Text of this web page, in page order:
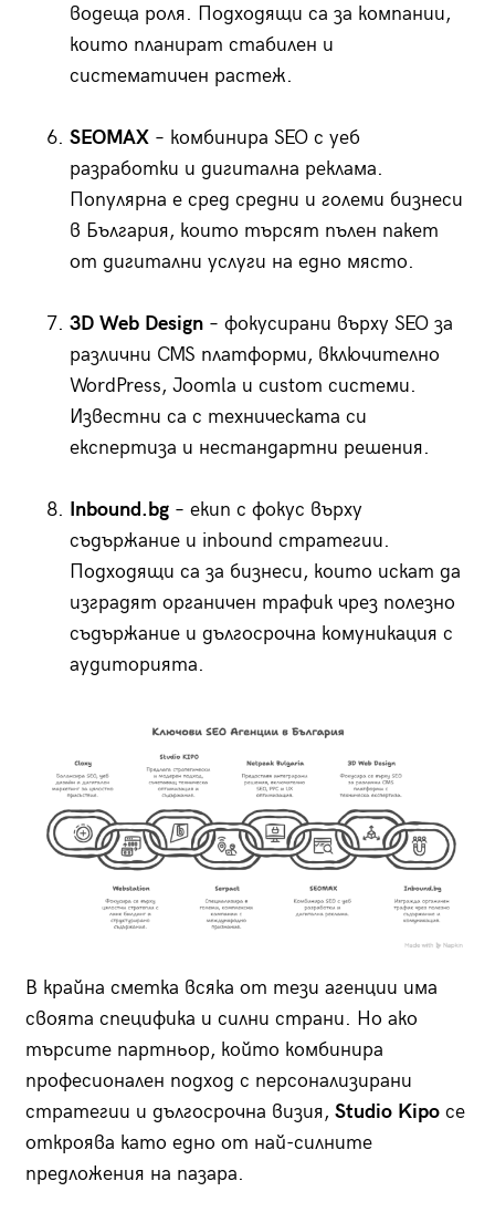
водеща роля. Подходящи са за компании,
които планират стабилен и
систематичен растеж.
SEOMAX– комбинира SEO с уеб
разработки и дигитална реклама.
Популярна е сред средни и големи бизнеси
в България, които търсят пълен пакет
от дигитални услуги на едно място.
3D Web Design– фокусирани върху SEO за
различни CMS платформи, включително
WordPress, Joomla и custom системи.
Известни са с техническата си
експертиза и нестандартни решения.
Inbound.bg– екип с фокус върху
съдържание и inbound стратегии.
Подходящи са за бизнеси, които искат да
изградят органичен трафик чрез полезно
съдържание и дългосрочна комуникация с
аудиторията.
В крайна сметка всяка от тези агенции има
своята специфика и силни страни. Но ако
търсите партньор, който комбинира
професионален подход с персонализирани
стратегии и дългосрочна визия, Studio Kipoсе
откроява като едно от най-силните
предложения на пазара.